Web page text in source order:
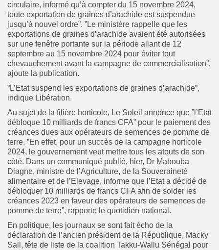
circulaire, informé qu’à compter du 15 novembre 2024,
toute exportation de graines d’arachide est suspendue
jusqu’à nouvel ordre”. ”Le ministère rappelle que les
exportations de graines d’arachide avaient été autorisées
sur une fenêtre portante sur la période allant de 12
septembre au 15 novembre 2024 pour éviter tout
chevauchement avant la campagne de commercialisation”,
ajoute la publication.
”L’Etat suspend les exportations de graines d’arachide”,
indique Libération.
Au sujet de la filière horticole, Le Soleil annonce que ”l’Etat
débloque 10 milliards de francs CFA” pour le paiement des
créances dues aux opérateurs de semences de pomme de
terre. ”En effet, pour un succès de la campagne horticole
2024, le gouvernement veut mettre tous les atouts de son
côté. Dans un communiqué publié, hier, Dr Mabouba
Diagne, ministre de l’Agriculture, de la Souveraineté
alimentaire et de l’Elevage, informe que l’Etat a décidé de
débloquer 10 milliards de francs CFA afin de solder les
créances 2023 en faveur des opérateurs de semences de
pomme de terre”, rapporte le quotidien national.
En politique, les journaux se sont fait écho de la
déclaration de l’ancien président de la République, Macky
Sall, tête de liste de la coalition Takku-Wallu Sénégal pour